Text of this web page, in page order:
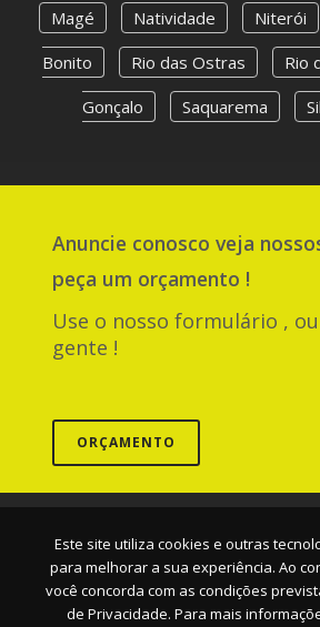
Este site utiliza cookies e outras
para melhorar a sua experiência. Ao
você concorda com as condições
de Privacidade. Para mais
Magé
Natividade Niterói
Bonito
Rio das Ostras Rio
Gonçalo
Saquarema
Anuncie conosco veja
peça um orçamento !
Use o nosso formulário ,
gente !
ORÇAMENTO
Empresa|Serviços|Pontos